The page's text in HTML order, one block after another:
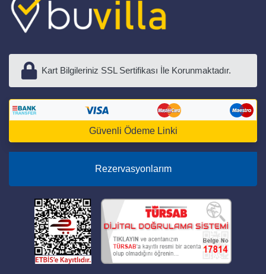
Kart Bilgileriniz SSL Sertifikası İle Korunmaktadır.
Güvenli Ödeme Linki
Rezervasyonlarım